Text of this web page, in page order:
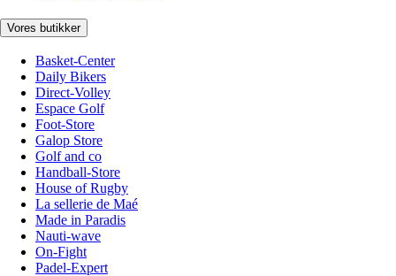
Vores butikker
Basket-Center
Daily Bikers
Direct-Volley
Espace Golf
Foot-Store
Galop Store
Golf and co
Handball-Store
House of Rugby
La sellerie de Maé
Made in Paradis
Nauti-wave
On-Fight
Padel-Expert